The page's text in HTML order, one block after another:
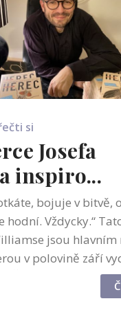
si
Josefa
inspiro...
bojuje v bitvě,
hodní. Vždycky.“
jsou
v polovině září
Ohlasy na